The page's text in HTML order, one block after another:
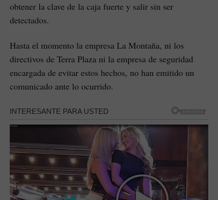
obtener la clave de la caja fuerte y salir sin ser
detectados.
Hasta el momento la empresa La Montaña, ni los
directivos de Terra Plaza ni la empresa de seguridad
encargada de evitar estos hechos, no han emitido un
comunicado ante lo ocurrido.